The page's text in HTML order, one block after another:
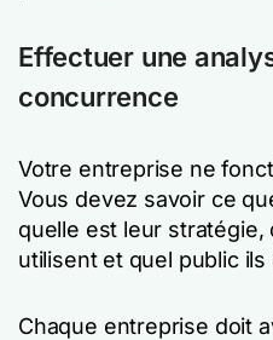
Effectuer une
concurrence
Votre entreprise ne
Vous devez savoir ce
quelle est leur stratégie,
utilisent et quel public
Chaque entreprise doit